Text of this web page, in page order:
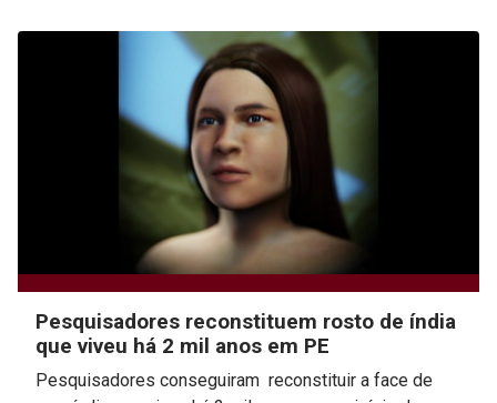
Pesquisadores reconstituem rosto de índia
que viveu há 2 mil anos em PE
Pesquisadores conseguiram reconstituir a face de